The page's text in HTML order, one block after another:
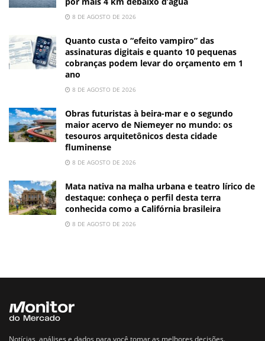
8 DE AGOSTO DE 2026
Quanto custa o “efeito vampiro” das
assinaturas digitais e quanto 10 pequenas
cobranças podem levar do orçamento em 1
ano
8 DE AGOSTO DE 2026
Obras futuristas à beira-mar e o segundo
maior acervo de Niemeyer no mundo: os
tesouros arquitetônicos desta cidade
fluminense
8 DE AGOSTO DE 2026
Mata nativa na malha urbana e teatro lírico de
destaque: conheça o perfil desta terra
conhecida como a Califórnia brasileira
8 DE AGOSTO DE 2026